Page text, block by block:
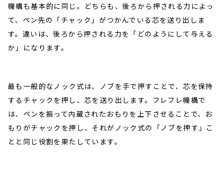
機構も基本的に同じ。どちらも、後ろから押される力によっ
て、ペン先の「チャック」がつかんでいる芯を送り出しま
す。違いは、後ろから押される力を「どのようにして与える
か」になります。
最も一般的なノック式は、ノブを手で押すことで、芯を保持
するチャックを押し、芯を送り出します。フレフレ機構で
は、ペンを振って内蔵されたおもりを上下させることで、お
もりがチャックを押し、それがノック式の「ノブを押す」こ
とと同じ役割を果たしています。